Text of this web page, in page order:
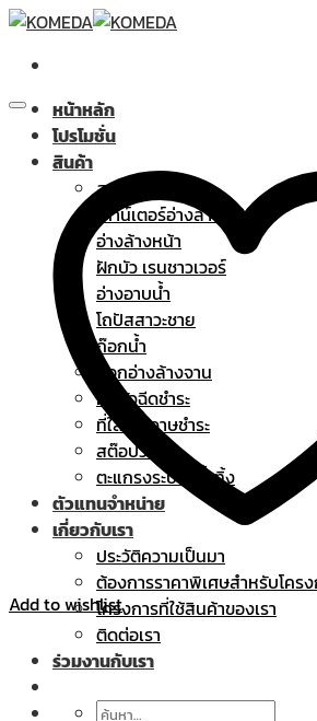
Skip
content
หน้าหลัก
โปรโมชั่น
สินค้า
สุขภัณฑ์
เคาน์เตอร์อ่างล้างหน้า
อ่างล้างหน้า
ฝักบัว เรนชาวเวอร์
อ่างอาบน้ำ
โถปัสสาวะชาย
ก๊อกน้ำ
ก๊อกอ่างล้างจาน
ฝักบัวฉีดชำระ
ที่ใส่กระดาษชำระ
สต๊อปวาล์ว
ตะแกรงระบายน้ำทิ้ง
ตัวแทนจำหน่าย
เกี่ยวกับเรา
ประวัติความเป็นมา
ต้องการราคาพิเศษสำหรับโคร
โครงการที่ใช้สินค้าของเรา
ติดต่อเรา
ร่วมงานกับเรา
ค้นหา:
Add to wishlist